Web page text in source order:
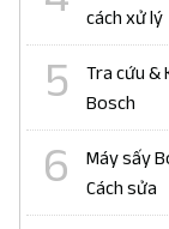
cách xử lý
Tra cứu &
Bosch
Máy sấy
Cách sửa